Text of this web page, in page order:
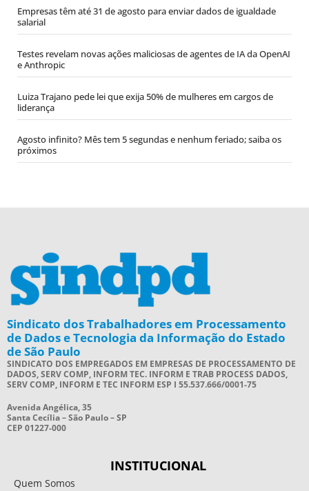
Empresas têm até 31 de agosto para enviar dados de igualdade
salarial
Testes revelam novas ações maliciosas de agentes de IA da OpenAI
e Anthropic
Luiza Trajano pede lei que exija 50% de mulheres em cargos de
liderança
Agosto infinito? Mês tem 5 segundas e nenhum feriado; saiba os
próximos
Sindicato dos Trabalhadores em Processamento
de Dados e Tecnologia da Informação do Estado
de São Paulo
SINDICATO DOS EMPREGADOS EM EMPRESAS DE PROCESSAMENTO DE
DADOS, SERV COMP, INFORM TEC. INFORM E TRAB PROCESS DADOS,
SERV COMP, INFORM E TEC INFORM ESP I 55.537.666/0001-75
Avenida Angélica, 35
Santa Cecília – São Paulo – SP
CEP 01227-000
INSTITUCIONAL
Quem Somos